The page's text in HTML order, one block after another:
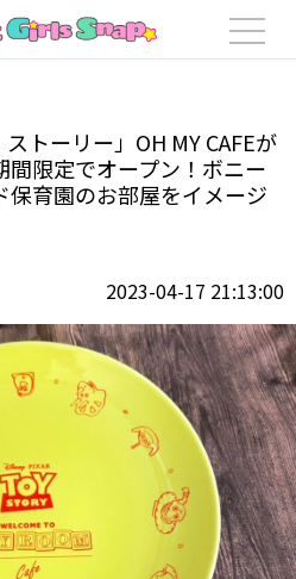
40】「トイ・ストーリー」OH MY
トーリー」OH MY CAFEが
限定でオープン！ボニー
育園のお部屋をイメージ
2023-04-17 21:13:00